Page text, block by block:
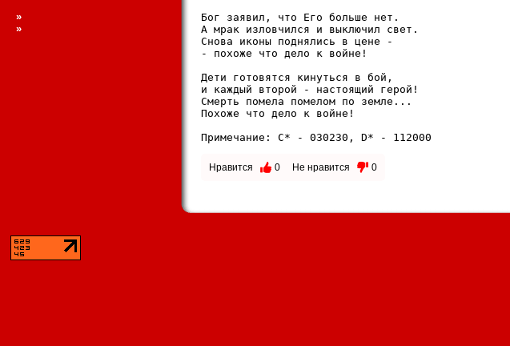
»
»
Бог заявил, что Его больше нет.
А мрак изловчился и выключил свет.
Снова иконы поднялись в цене -
- похоже что дело к войне!
Дети готовятся кинуться в бой,
и каждый второй - настоящий герой!
Смерть помела помелом по земле...
Похоже что дело к войне!
Примечание: C* - 030230, D* - 112000
Нравится 0 Не нравится 0